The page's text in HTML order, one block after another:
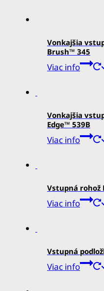
Vonkajšia
Brush™ 345
Viac info
Vonkajšia
Edge™ 539B
Viac info
Vstupná rohož
Viac info
Vstupná
Viac info